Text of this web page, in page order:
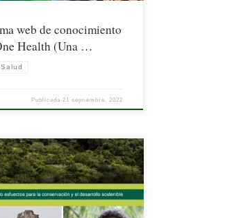
web de conocimiento
Health (Una …
Publicada 21 septiembre, 2022